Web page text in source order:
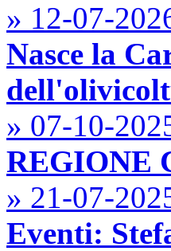
» 12-07-
Nasce la
» 07-10-
REGIONE
» 21-07-
Eventi: